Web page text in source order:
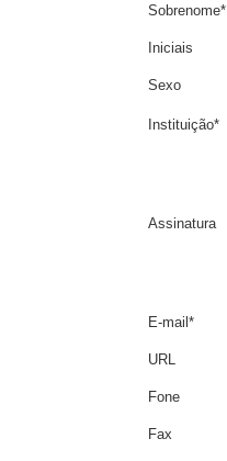
Sobrenome*
Iniciais
Sexo
Instituição*
Assinatura
E-mail*
URL
Fone
Fax